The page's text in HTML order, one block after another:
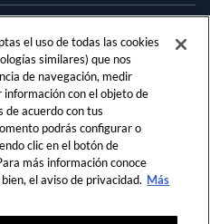
LA COMUNIDAD
LANGUAGE
el uso de todas las cookies
similares) que nos
de navegación, medir
con el objeto de
acuerdo con tus
podrás configurar o
clic en el botón de
más información conoce
el aviso de privacidad. Más